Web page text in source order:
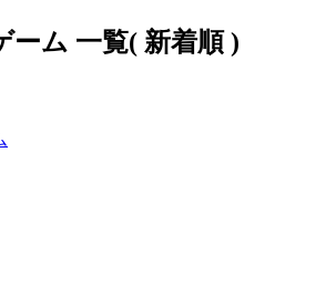
ーム 一覧( 新着順 )